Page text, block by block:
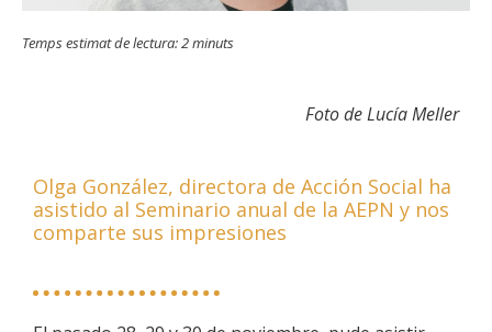
Temps estimat de lectura:2minuts
Foto de Lucía Meller
Olga González, directora de Acción Social ha
asistido al Seminario anual de la AEPN y nos
comparte sus impresiones